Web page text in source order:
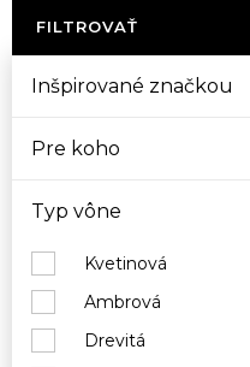
FILTROVAŤ
Inšpirované značkou
Pre koho
Typ vône
Kvetinová
Ambrová
Drevitá